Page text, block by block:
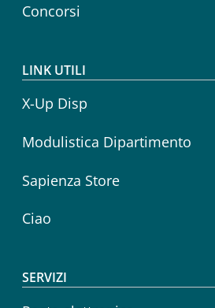
Concorsi
LINK UTILI
X-Up Disp
Modulistica Dipartimento
Sapienza Store
Ciao
SERVIZI